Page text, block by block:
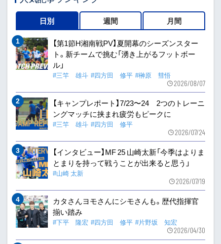
日別 週間 月間
【第1節H湘南戦PV】夏開幕のシーズンスター
ト。新チームで挑む「湧き上がるフットボー
ル」
#三竿 雄斗 #四方田 修平 #榊原 彗悟
2026/08/07
【キャンプレポート】7/23〜24 2つのトレーニ
ングマッチに挟まれ疲労もピークに
#三竿 雄斗 #四方田 修平
2026/07/24
【インタビュー】MF 25 山崎太新「今季はよりま
とまりを持って戦うことが出来ると思う」
#山崎 太新
2026/07/19
カタさんヨモさんにシモさんも。歴代指揮官
揃い踏み
#下平 隆宏 #四方田 修平 #片野坂 知宏
2026/04/30